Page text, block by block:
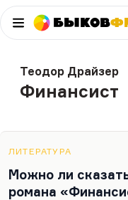
Быков
Теодор Драйзер
Финансист
ЛИТЕРАТУРА
Можно ли
романа